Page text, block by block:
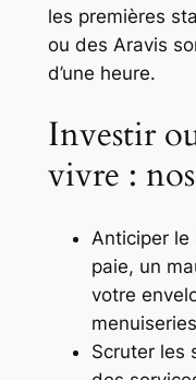
les premières
ou des Aravis
d’une heure.
Investir
vivre :
Anticiper le
paie, un
votre
Scruter les